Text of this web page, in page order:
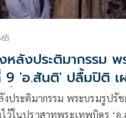
หลังประติมากรรม พ
9 'อ.สันติ' ปลื้มปิติ เ
'ปั้นพ่อยิ้มได้ด้วย'
งประติมากรรม พระบรมรูปรั
ราสาทพระเทพบิดร ‘อ.สันติ พิเชฐชัย